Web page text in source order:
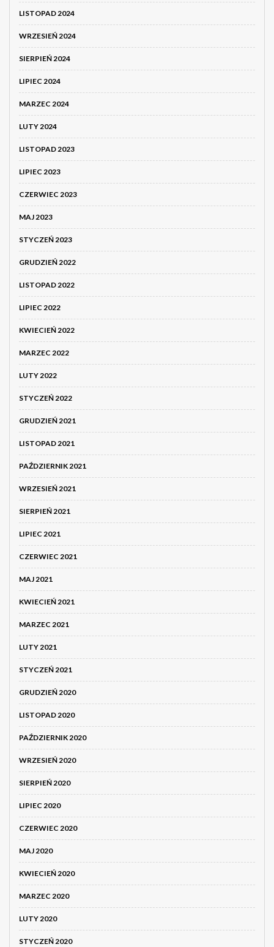
LISTOPAD 2024
WRZESIEŃ 2024
SIERPIEŃ 2024
LIPIEC 2024
MARZEC 2024
LUTY 2024
LISTOPAD 2023
LIPIEC 2023
CZERWIEC 2023
MAJ 2023
STYCZEŃ 2023
GRUDZIEŃ 2022
LISTOPAD 2022
LIPIEC 2022
KWIECIEŃ 2022
MARZEC 2022
LUTY 2022
STYCZEŃ 2022
GRUDZIEŃ 2021
LISTOPAD 2021
PAŹDZIERNIK 2021
WRZESIEŃ 2021
SIERPIEŃ 2021
LIPIEC 2021
CZERWIEC 2021
MAJ 2021
KWIECIEŃ 2021
MARZEC 2021
LUTY 2021
STYCZEŃ 2021
GRUDZIEŃ 2020
LISTOPAD 2020
PAŹDZIERNIK 2020
WRZESIEŃ 2020
SIERPIEŃ 2020
LIPIEC 2020
CZERWIEC 2020
MAJ 2020
KWIECIEŃ 2020
MARZEC 2020
LUTY 2020
STYCZEŃ 2020